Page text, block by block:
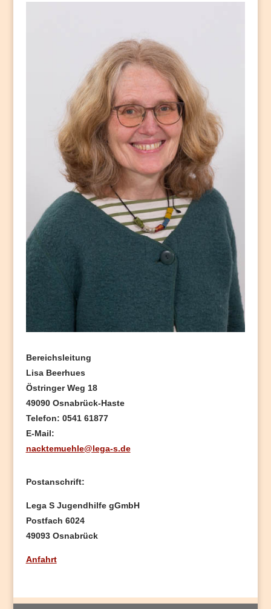
Bereichsleitung
Lisa Beerhues
Östringer Weg 18
49090 Osnabrück-Haste
Telefon: 0541 61877
E-Mail:
nacktemuehle@lega-s.de
Postanschrift:
Lega S Jugendhilfe gGmbH
Postfach 6024
49093 Osnabrück
Anfahrt